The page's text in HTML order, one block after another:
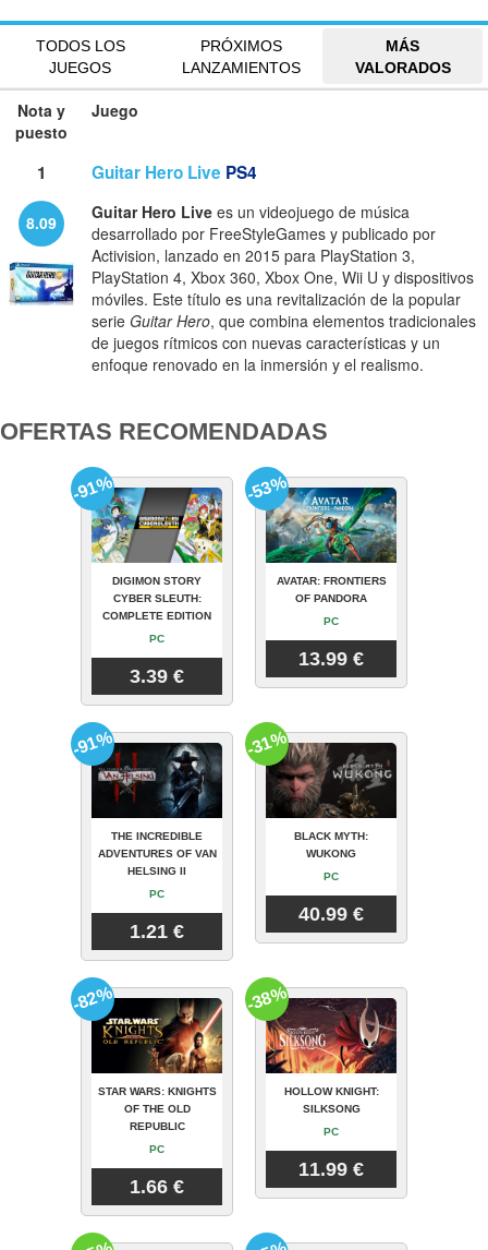
TODOS LOS
JUEGOS
PRÓXIMOS
LANZAMIENTOS
MÁS
VALORADOS
Nota y
puesto
Juego
1 Guitar Hero Live PS4
8.09 Guitar Hero Live es un videojuego de música
desarrollado por FreeStyleGames y publicado por
Activision, lanzado en 2015 para PlayStation 3,
PlayStation 4, Xbox 360, Xbox One, Wii U y dispositivos
móviles. Este título es una revitalización de la popular
serie Guitar Hero, que combina elementos tradicionales
de juegos rítmicos con nuevas características y un
enfoque renovado en la inmersión y el realismo.
OFERTAS RECOMENDADAS
DIGIMON STORY
CYBER SLEUTH:
COMPLETE EDITION
PC
3.39 €
-91%
AVATAR: FRONTIERS
OF PANDORA
PC
13.99 €
-53%
THE INCREDIBLE
ADVENTURES OF VAN
HELSING II
PC
1.21 €
-91%
BLACK MYTH:
WUKONG
PC
40.99 €
-31%
STAR WARS: KNIGHTS
OF THE OLD
REPUBLIC
PC
1.66 €
-82%
HOLLOW KNIGHT:
SILKSONG
PC
11.99 €
-38%